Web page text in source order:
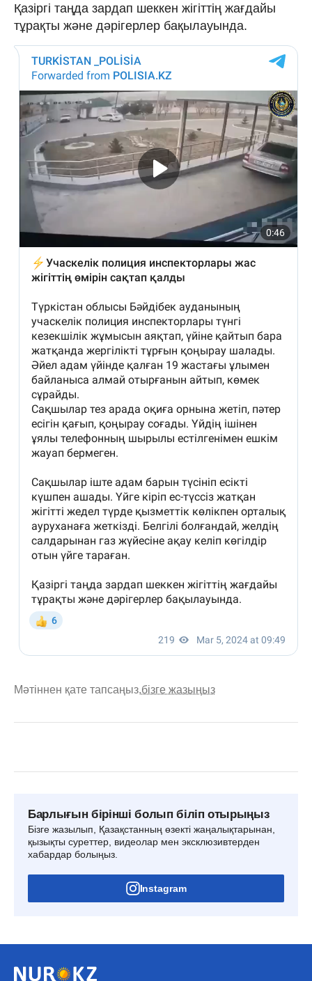
Қазіргі таңда зардап шеккен жігіттің жағдайы
тұрақты және дәрігерлер бақылауында.
Мәтіннен қате тапсаңыз,бізге жазыңыз
Барлығын бірінші болып біліп отырыңыз
Бізге жазылып, Қазақстанның өзекті жаңалықтарынан,
қызықты суреттер, видеолар мен эксклюзивтерден
хабардар болыңыз.
Instagram